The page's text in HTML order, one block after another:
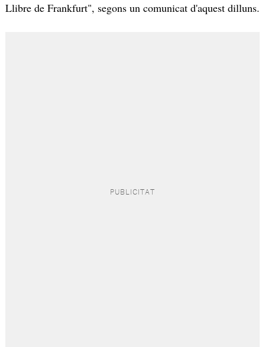
Llibre de Frankfurt", segons un comunicat d'aquest dilluns.